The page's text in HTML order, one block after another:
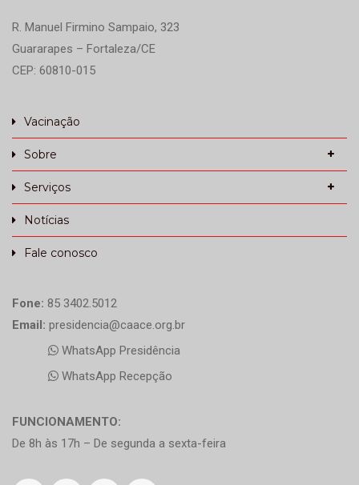
R. Manuel Firmino Sampaio, 323
Guararapes – Fortaleza/CE
CEP: 60810-015
Vacinação
Sobre
Serviços
Notícias
Fale conosco
Fone: 85 3402.5012
Email: presidencia@caace.org.br
WhatsApp Presidência
WhatsApp Recepção
FUNCIONAMENTO:
De 8h às 17h – De segunda a sexta-feira